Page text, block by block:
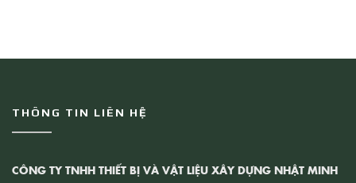
THÔNG TIN LIÊN HỆ
CÔNG TY TNHH THIẾT BỊ VÀ VẬT LIỆU XÂY DỰNG NHẬT MINH